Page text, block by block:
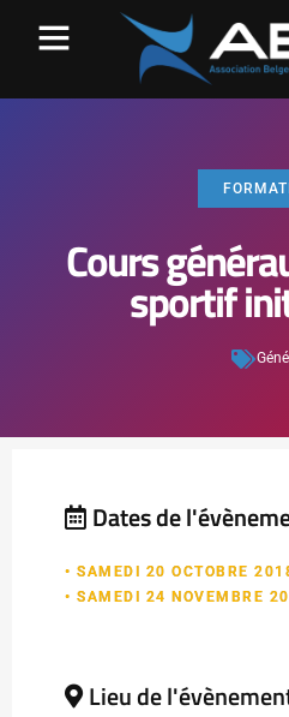
Cours
sportif
Dates de
• SAMEDI 20 OCTOBRE
• SAMEDI 24 NOVEMBRE
Lieu de